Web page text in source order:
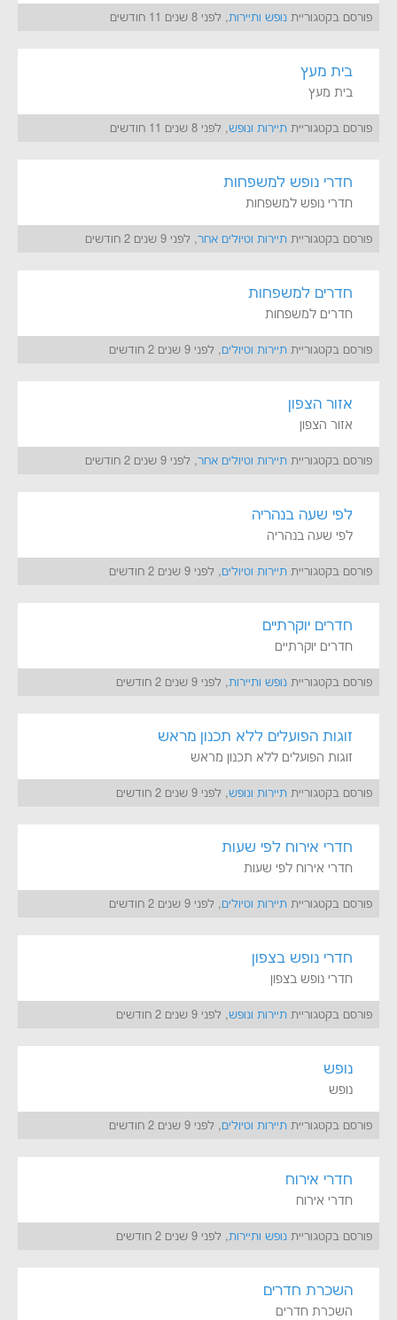
פורסם בקטגוריית נופש ותיירות, לפני 8 שנים 11 חודשים
בית מעץ
בית מעץ
פורסם בקטגוריית תיירות ונופש, לפני 8 שנים 11 חודשים
חדרי נופש למשפחות
חדרי נופש למשפחות
פורסם בקטגוריית תיירות וטיולים אחר, לפני 9 שנים 2 חודשים
חדרים למשפחות
חדרים למשפחות
פורסם בקטגוריית תיירות וטיולים, לפני 9 שנים 2 חודשים
אזור הצפון
אזור הצפון
פורסם בקטגוריית תיירות וטיולים אחר, לפני 9 שנים 2 חודשים
לפי שעה בנהריה
לפי שעה בנהריה
פורסם בקטגוריית תיירות וטיולים, לפני 9 שנים 2 חודשים
חדרים יוקרתיים
חדרים יוקרתיים
פורסם בקטגוריית נופש ותיירות, לפני 9 שנים 2 חודשים
זוגות הפועלים ללא תכנון מראש
זוגות הפועלים ללא תכנון מראש
פורסם בקטגוריית תיירות ונופש, לפני 9 שנים 2 חודשים
חדרי אירוח לפי שעות
חדרי אירוח לפי שעות
פורסם בקטגוריית תיירות וטיולים, לפני 9 שנים 2 חודשים
חדרי נופש בצפון
חדרי נופש בצפון
פורסם בקטגוריית תיירות ונופש, לפני 9 שנים 2 חודשים
נופש
נופש
פורסם בקטגוריית תיירות וטיולים, לפני 9 שנים 2 חודשים
חדרי אירוח
חדרי אירוח
פורסם בקטגוריית נופש ותיירות, לפני 9 שנים 2 חודשים
השכרת חדרים
השכרת חדרים